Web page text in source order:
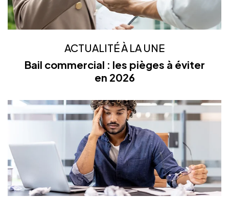
ACTUALITÉ À LA UNE
Bail commercial : les pièges à éviter
en 2026